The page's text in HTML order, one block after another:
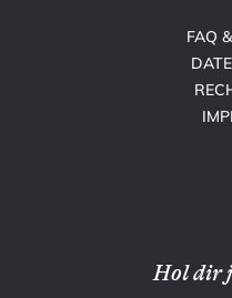
FAQ
Hol dir